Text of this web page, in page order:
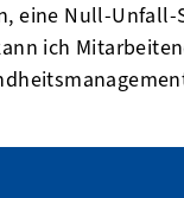
eine Null-Unfall-
ich